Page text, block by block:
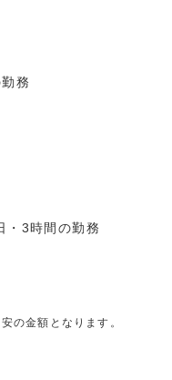
務
・3時間の勤務
の金額となります。